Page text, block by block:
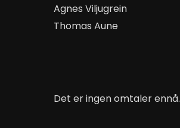
Agnes Viljugrein
Thomas Aune
Det er ingen omtaler ennå.